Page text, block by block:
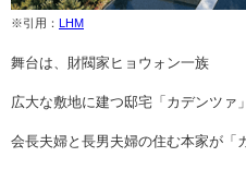
※引用： LHM
舞台は、財閥家ヒョウォン一族
広大な敷地に建つ邸宅「カデンツァ
会長夫婦と長男夫婦の住む本家が「